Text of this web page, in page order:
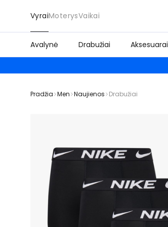
VyraiMoterysVaikai
Avalynė Drabužiai Aksesuarai
Pradžia Men Naujienos Drabužiai